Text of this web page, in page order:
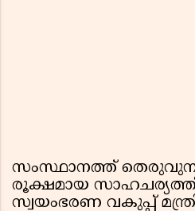
സംസ്ഥാനത്ത്
രൂക്ഷമായ
സ്വയംഭരണ വകുപ്പ്